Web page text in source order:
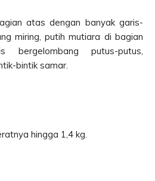
atas dengan banyak garis-
miring, putih mutiara di bagian
bergelombang putus-putus,
bintik samar.
hingga 1,4 kg.